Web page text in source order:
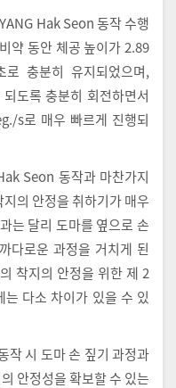
Hak Seon 동작 수행
약 동안 체공 높이가 2.89
충분히 유지되었으며,
도록 충분히 회전하면서
s로 매우 빠르게 진행되
Seon 동작과 마찬가지
의 안정을 취하기가 매우
는 달리 도마를 옆으로 손
다로운 과정을 거치게 된
착지의 안정을 위한 제 2
다소 차이가 있을 수 있
작 시 도마 손 짚기 과정과
안정성을 확보할 수 있는